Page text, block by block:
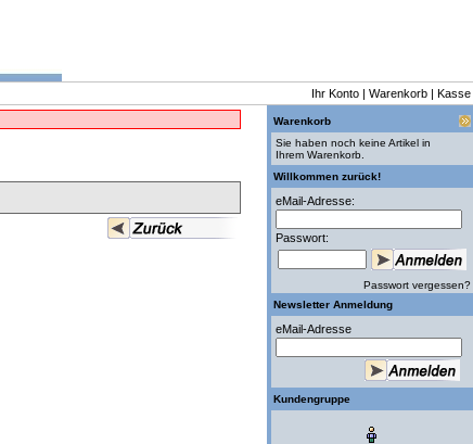
Ihr Konto | Warenkorb | Kasse
Warenkorb
Sie haben noch keine Artikel in
Ihrem Warenkorb.
Willkommen zurück!
eMail-Adresse:
Passwort:
Passwort vergessen?
Newsletter Anmeldung
eMail-Adresse
Kundengruppe